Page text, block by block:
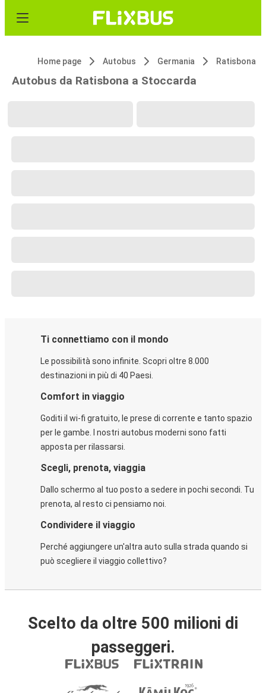
Home page Autobus Germania Ratisbona
Autobus da Ratisbona a Stoccarda
Ti connettiamo con il mondo
Le possibilità sono infinite. Scopri oltre 8.000
destinazioni in più di 40 Paesi.
Comfort in viaggio
Goditi il wi-fi gratuito, le prese di corrente e tanto spazio
per le gambe. I nostri autobus moderni sono fatti
apposta per rilassarsi.
Scegli, prenota, viaggia
Dallo schermo al tuo posto a sedere in pochi secondi. Tu
prenota, al resto ci pensiamo noi.
Condividere il viaggio
Perché aggiungere un'altra auto sulla strada quando si
può scegliere il viaggio collettivo?
Scelto da oltre 500 milioni di
passeggeri.